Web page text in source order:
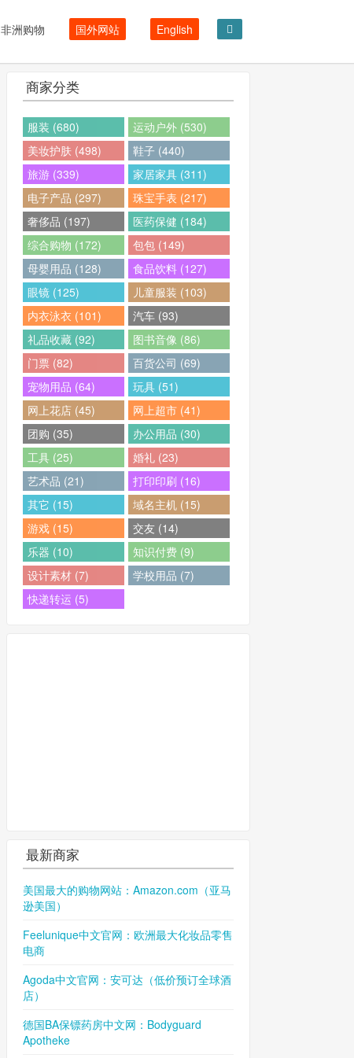
非洲购物 国外网站 English
商家分类
服装 (680)
运动户外 (530)
美妆护肤 (498)
鞋子 (440)
旅游 (339)
家居家具 (311)
电子产品 (297)
珠宝手表 (217)
奢侈品 (197)
医药保健 (184)
综合购物 (172)
包包 (149)
母婴用品 (128)
食品饮料 (127)
眼镜 (125)
儿童服装 (103)
内衣泳衣 (101)
汽车 (93)
礼品收藏 (92)
图书音像 (86)
门票 (82)
百货公司 (69)
宠物用品 (64)
玩具 (51)
网上花店 (45)
网上超市 (41)
团购 (35)
办公用品 (30)
工具 (25)
婚礼 (23)
艺术品 (21)
打印印刷 (16)
其它 (15)
域名主机 (15)
游戏 (15)
交友 (14)
乐器 (10)
知识付费 (9)
设计素材 (7)
学校用品 (7)
快递转运 (5)
最新商家
美国最大的购物网站：Amazon.com（亚马
逊美国）
Feelunique中文官网：欧洲最大化妆品零售
电商
Agoda中文官网：安可达（低价预订全球酒
店）
德国BA保镖药房中文网：Bodyguard
Apotheke